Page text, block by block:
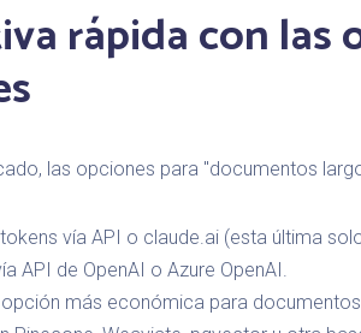
rápida con las
las opciones para "documentos
vía API o claude.ai (esta última
API de OpenAI o Azure OpenAI.
más económica para